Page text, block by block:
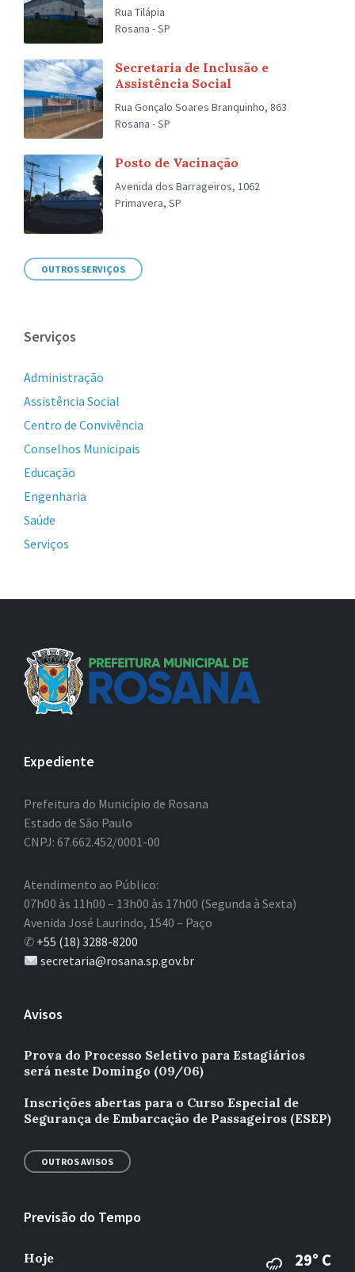
Rua Tilápia
Rosana - SP
Secretaria de Inclusão e
Assistência Social
Rua Gonçalo Soares Branquinho, 863
Rosana - SP
Posto de Vacinação
Avenida dos Barrageiros, 1062
Primavera, SP
OUTROS SERVIÇOS
Serviços
Administração
Assistência Social
Centro de Convivência
Conselhos Municipais
Educação
Engenharia
Saúde
Serviços
Expediente
Prefeitura do Município de Rosana
Estado de São Paulo
CNPJ: 67.662.452/0001-00
Atendimento ao Público:
07h00 às 11h00 – 13h00 às 17h00 (Segunda à Sexta)
Avenida José Laurindo, 1540 – Paço
✆ +55 (18) 3288-8200
secretaria@rosana.sp.gov.br
Avisos
Prova do Processo Seletivo para Estagiários
será neste Domingo (09/06)
Inscrições abertas para o Curso Especial de
Segurança de Embarcação de Passageiros (ESEP)
OUTROS AVISOS
Previsão do Tempo
Hoje 29° C